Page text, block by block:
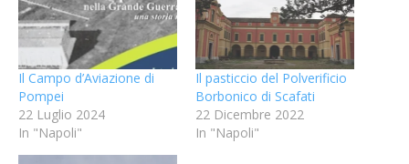
Il Campo d’Aviazione di
Pompei
22 Luglio 2024
In "Napoli"
Il pasticcio del Polverificio
Borbonico di Scafati
22 Dicembre 2022
In "Napoli"